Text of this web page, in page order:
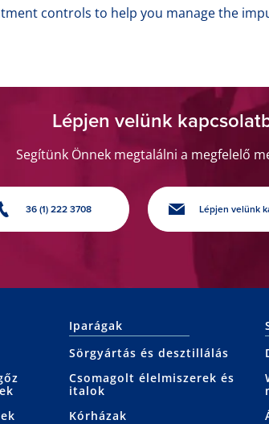
controls to help you manage the
Lépjen velünk
Segítünk Önnek megtalálni a megfelelő
36 (1) 222 3708 Lépjen velünk
Iparágak
Sörgyártás és desztillálás
Csomagolt élelmiszerek és
italok
Kórházak